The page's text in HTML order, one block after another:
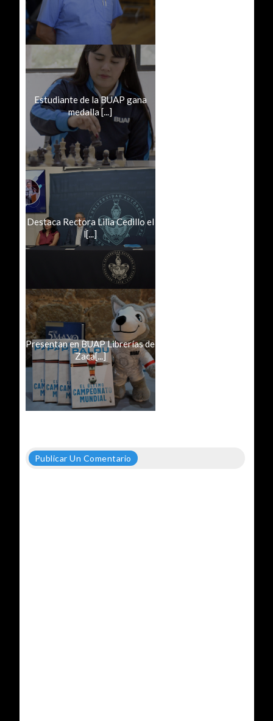
Estudiante de la BUAP gana
medalla [...]
Destaca Rectora Lilia Cedillo el
l[...]
Presentan en BUAP Librerías de
Zaca[...]
Publicar Un Comentario